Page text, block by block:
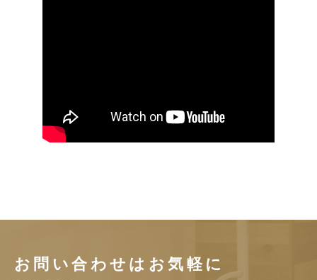
お問い合わせはお気軽に